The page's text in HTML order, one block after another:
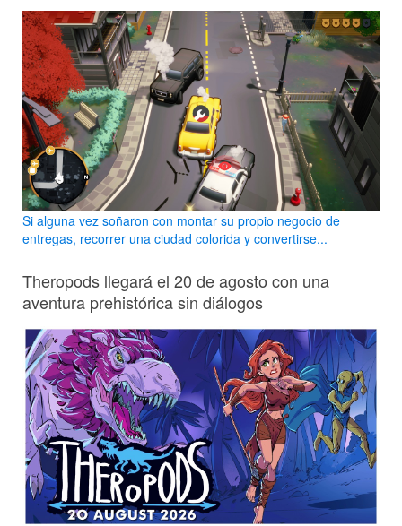
Si alguna vez soñaron con montar su propio negocio de
entregas, recorrer una ciudad colorida y convertirse...
Theropods llegará el 20 de agosto con una
aventura prehistórica sin diálogos